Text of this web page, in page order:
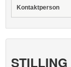
Kontaktperson
STILLING